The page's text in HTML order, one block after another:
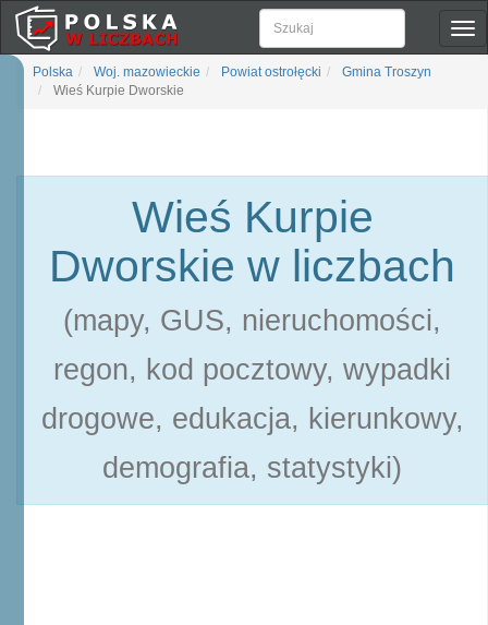
Polska Woj. mazowieckie Powiat ostrołęcki
Gmina Troszyn
Wieś Kurpie Dworskie
Wieś Kurpie
Dworskie w liczbach
(mapy, GUS, nieruchomości,
regon, kod pocztowy, wypadki
drogowe, edukacja, kierunkowy,
demografia, statystyki)